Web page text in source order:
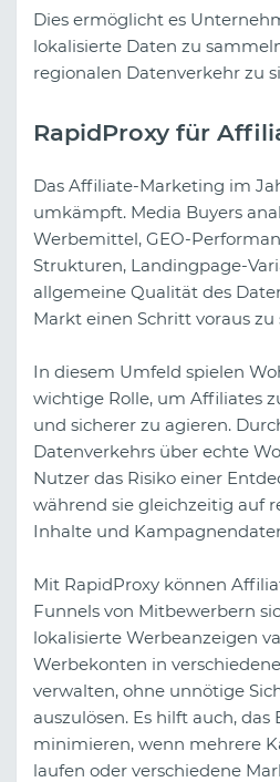
Dies ermöglicht es
lokalisierte Daten zu
regionalen Datenverkehr zu
RapidProxy für
Das Affiliate-Marketing im
umkämpft. Media Buyers
Werbemittel, GEO-
Strukturen, Landingpage-
allgemeine Qualität des
Markt einen Schritt voraus zu
In diesem Umfeld spielen
wichtige Rolle, um Affiliates
und sicherer zu agieren.
Datenverkehrs über echte
Nutzer das Risiko einer
während sie gleichzeitig auf
Inhalte und
Mit RapidProxy können
Funnels von Mitbewerbern
lokalisierte Werbeanzeigen
Werbekonten in
verwalten, ohne unnötige
auszulösen. Es hilft auch,
minimieren, wenn mehrere
laufen oder verschiedene